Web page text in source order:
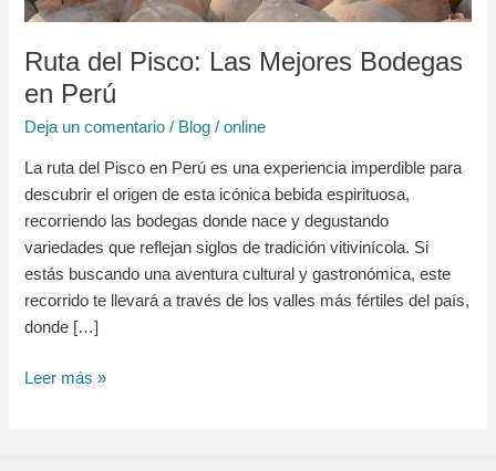
Ruta del Pisco: Las Mejores Bodegas
en Perú
Deja un comentario / Blog /online
La ruta del Pisco en Perú es una experiencia imperdible para
descubrir el origen de esta icónica bebida espirituosa,
recorriendo las bodegas donde nace y degustando
variedades que reflejan siglos de tradición vitivinícola. Si
estás buscando una aventura cultural y gastronómica, este
recorrido te llevará a través de los valles más fértiles del país,
donde […]
Perú
Leer más »